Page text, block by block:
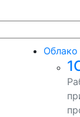
Облако